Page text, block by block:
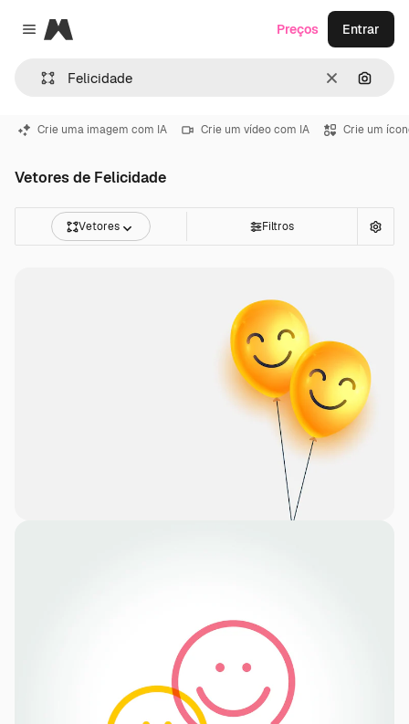
Close menu
Magnific
Limpar
Preços Entrar
Crie uma imagem com IA Crie um vídeo com IA Crie um
Vetores de Felicidade
Vetores Filtros